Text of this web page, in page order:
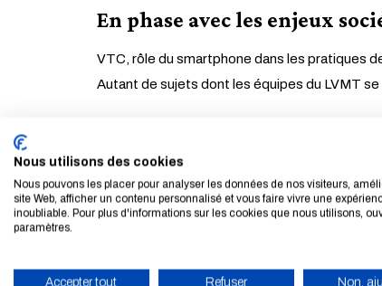
En phase avec les enjeux
VTC, rôle du smartphone dans les pratiques
Autant de sujets dont les équipes du LVMT
En s’intéressant aux pratiques et aux
démotorisation ou encore le télétravail. Une
Aguilera, chercheuse au LVMT. «Nos travaux
du laboratoire.
Pratiques de mobilité et imaginaires urbains
LVMT. Souvent investis dans des projets
Nous utilisons des cookies
Nous pouvons les placer pour analyser les données de nos visiteurs,
site Web, afficher un contenu personnalisé et vous faire vivre une
inoubliable. Pour plus d'informations sur les cookies que nous utilisons,
paramètres.
Accepter tout Refuser Non,